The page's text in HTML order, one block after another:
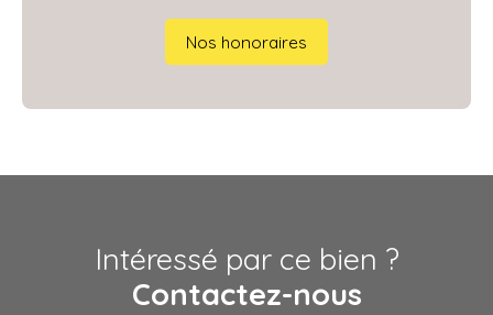
Nos honoraires
Intéressé par ce bien ?
Contactez-nous